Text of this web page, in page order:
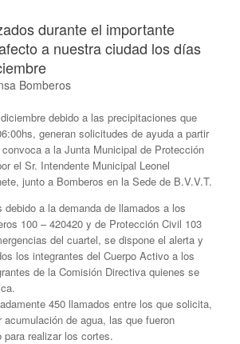
durante el importante
a nuestra ciudad los días
Bomberos
debido a las precipitaciones que
generan solicitudes de ayuda a partir
a la Junta Municipal de Protección
el Sr. Intendente Municipal Leonel
junto a Bomberos en la Sede de B.V.V.T.
debido a la demanda de llamados a los
100 – 420420 y de Protección Civil 103
del cuartel, se dispone el alerta y
los integrantes del Cuerpo Activo a los
de la Comisión Directiva quienes se
450 llamados entre los que solicita,
de agua, las que fueron
realizar los cortes.